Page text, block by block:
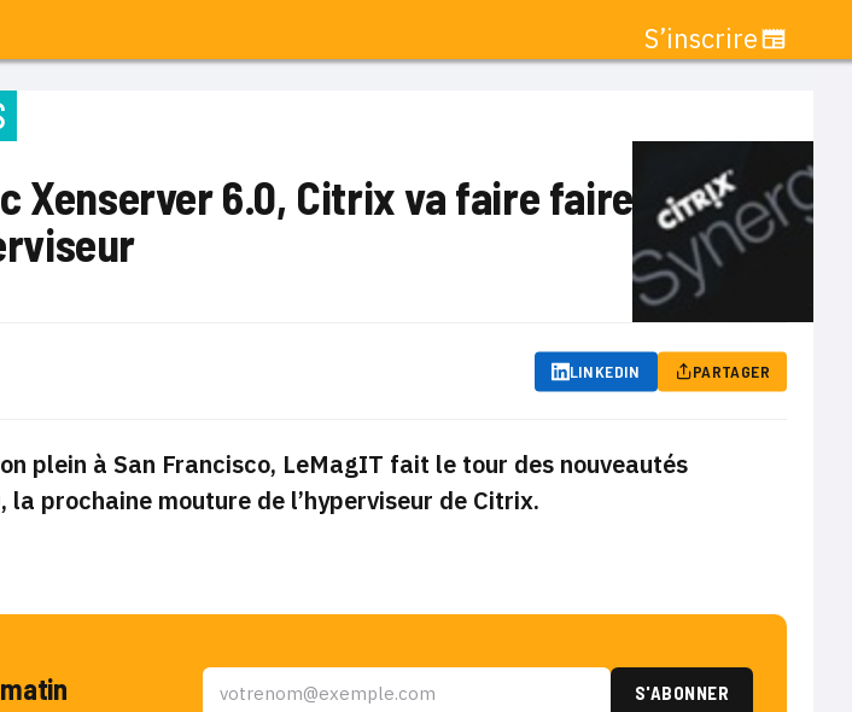
S’inscrire
Xenserver 6.0, Citrix va faire faire
LINKEDIN PARTAGER
plein à San Francisco, LeMagIT fait le tour des nouveautés
la prochaine mouture de l’hyperviseur de Citrix.